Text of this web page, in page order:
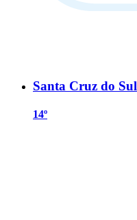
Santa Cruz do Sul
14º